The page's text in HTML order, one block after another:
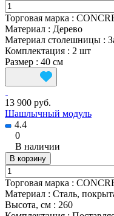
Торговая марка :
Материал : Дерево
Материал столешницы :
Комплектация : 2 шт
Размер : 40 см
13 900 руб.
Шашлычный модуль
4.4
0
В наличии
В корзину
Торговая марка :
Материал : Сталь,
Высота, см : 260